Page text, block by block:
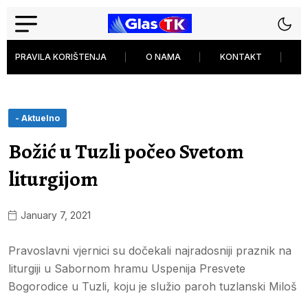
PRAVILA KORIŠTENJA O NAMA KONTAKT
- Aktuelno
Božić u Tuzli počeo Svetom
liturgijom
January 7, 2021
Pravoslavni vjernici su dočekali najradosniji praznik na
liturgiji u Sabornom hramu Uspenija Presvete
Bogorodice u Tuzli, koju je služio paroh tuzlanski Miloš